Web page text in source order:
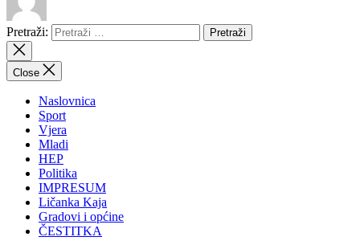
Pretraži:
Close
Naslovnica
Sport
Vjera
Mladi
HEP
Politika
IMPRESUM
Ličanka Kaja
Gradovi i općine
ČESTITKA